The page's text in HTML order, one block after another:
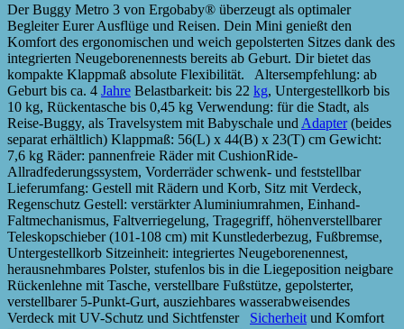
Der Buggy Metro 3 von Ergobaby® überzeugt als optimaler
Begleiter Eurer Ausflüge und Reisen. Dein Mini genießt den
Komfort des ergonomischen und weich gepolsterten Sitzes dank des
integrierten Neugeborenennests bereits ab Geburt. Dir bietet das
kompakte Klappmaß absolute Flexibilität. Altersempfehlung: ab
Geburt bis ca. 4 Jahre Belastbarkeit: bis 22 kg, Untergestellkorb bis
10 kg, Rückentasche bis 0,45 kg Verwendung: für die Stadt, als
Reise-Buggy, als Travelsystem mit Babyschale und Adapter(beides
separat erhältlich) Klappmaß: 56(L) x 44(B) x 23(T) cm Gewicht:
7,6 kg Räder: pannenfreie Räder mit CushionRide-
Allradfederungssystem, Vorderräder schwenk- und feststellbar
Lieferumfang: Gestell mit Rädern und Korb, Sitz mit Verdeck,
Regenschutz Gestell: verstärkter Aluminiumrahmen, Einhand-
Faltmechanismus, Faltverriegelung, Tragegriff, höhenverstellbarer
Teleskopschieber (101-108 cm) mit Kunstlederbezug, Fußbremse,
Untergestellkorb Sitzeinheit: integriertes Neugeborenennest,
herausnehmbares Polster, stufenlos bis in die Liegeposition neigbare
Rückenlehne mit Tasche, verstellbare Fußstütze, gepolsterter,
verstellbarer 5-Punkt-Gurt, ausziehbares wasserabweisendes
Verdeck mit UV-Schutz und Sichtfenster Sicherheit und Komfort